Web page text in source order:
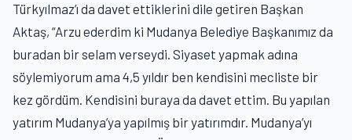
Türkyılmaz’ı da davet ettiklerini dile getiren Başkan
Aktaş, “Arzu ederdim ki Mudanya Belediye Başkanımız da
buradan bir selam verseydi. Siyaset yapmak adına
söylemiyorum ama 4,5 yıldır ben kendisini mecliste bir
kez gördüm. Kendisini buraya da davet ettim. Bu yapılan
yatırım Mudanya’ya yapılmış bir yatırımdır. Mudanya’yı